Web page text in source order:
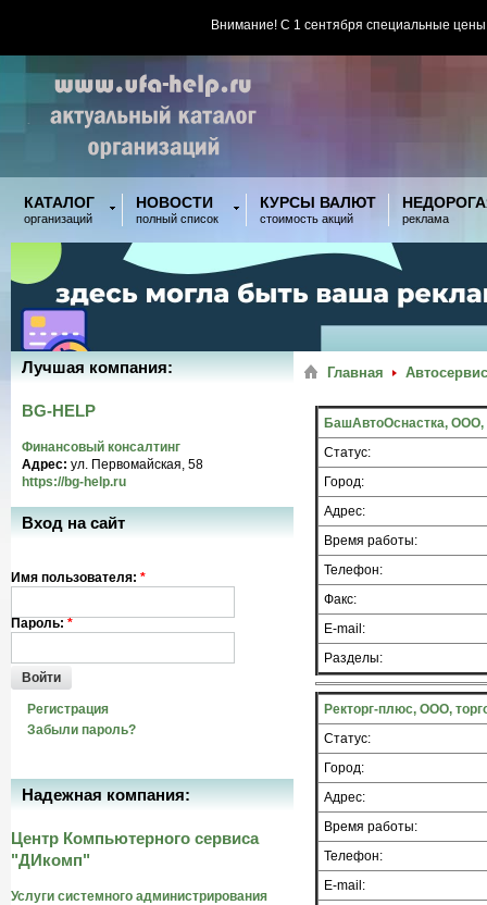
Внимание! С 1 сентября специальные
КАТАЛОГ
организаций
НОВОСТИ
полный список
КУРСЫ ВАЛЮТ
стоимость акций реклама
Главная
БашАвтоОснастка, ООО,
Статус:
Город:
Адрес:
Время работы:
Телефон:
Факс:
E-mail:
Разделы:
Ректорг-плюс, ООО,
Статус:
Город:
Адрес:
Время работы:
Телефон:
E-mail:
Лучшая компания:
BG-HELP
Финансовый консалтинг
Адрес: ул. Первомайская, 58
https://bg-help.ru
Вход на сайт
Имя пользователя: *
Пароль: *
Войти
Регистрация
Забыли пароль?
Надежная компания:
Центр Компьютерного сервиса
"ДИкомп"
Услуги системного администрирования